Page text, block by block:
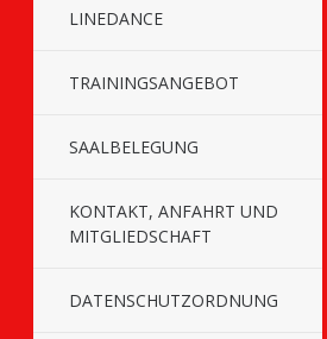
LINEDANCE
TRAININGSANGEBOT
SAALBELEGUNG
KONTAKT, ANFAHRT UND
MITGLIEDSCHAFT
DATENSCHUTZORDNUNG